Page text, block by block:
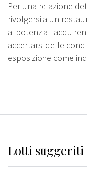
Per una relazione
rivolgersi a un
ai potenziali
accertarsi delle
esposizione come
Lotti suggeriti